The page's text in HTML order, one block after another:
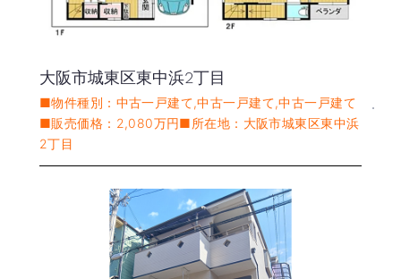
大阪市城東区東中浜2丁目
■物件種別：中古一戸建て,中古一戸建て,中古一戸建て
■販売価格：2,080万円■所在地：大阪市城東区東中浜
2丁目